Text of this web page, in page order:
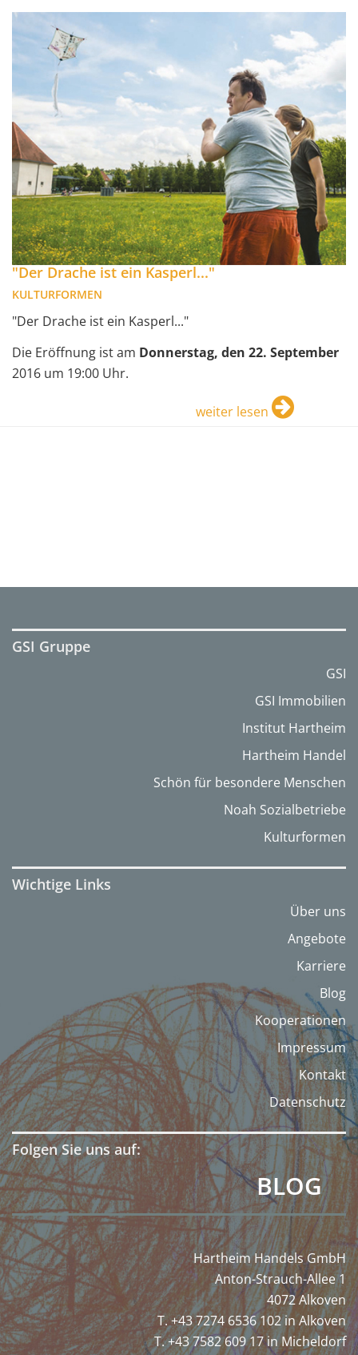
"Der Drache ist ein Kasperl..."
KULTURFORMEN
"Der Drache ist ein Kasperl..."
Die Eröffnung ist am Donnerstag, den 22. September
2016 um 19:00 Uhr.
weiter lesen
GSI Gruppe
GSI
GSI Immobilien
Institut Hartheim
Hartheim Handel
Schön für besondere Menschen
Noah Sozialbetriebe
Kulturformen
Wichtige Links
Über uns
Angebote
Karriere
Blog
Kooperationen
Impressum
Kontakt
Datenschutz
Folgen Sie uns auf:
BLOG
Hartheim Handels GmbH
Anton-Strauch-Allee 1
4072 Alkoven
T. +43 7274 6536 102 in Alkoven
T. +43 7582 609 17 in Micheldorf